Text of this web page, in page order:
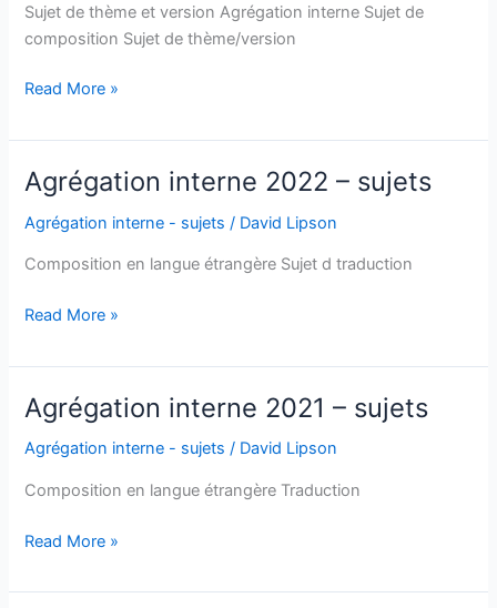
Sujet de thème et version Agrégation interne Sujet de
composition Sujet de thème/version
Agrégations
et
externe
2025
(sujets)
Read More »
Agrégation interne 2022 – sujets
Agrégation interne - sujets / David Lipson
Composition en langue étrangère Sujet d traduction
Agrégation
2022
–
sujets
Read More »
Agrégation interne 2021 – sujets
Agrégation interne - sujets / David Lipson
Composition en langue étrangère Traduction
Agrégation
2021
Read More »